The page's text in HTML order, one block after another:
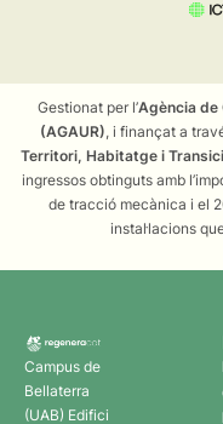
Gestionat per l’Agència de
(AGAUR) , i finançat a
Territori, Habitatge i
ingressos obtinguts amb
de tracció mecànica i el
instal·lacions
Campus de
Bellaterra
(UAB) Edifici